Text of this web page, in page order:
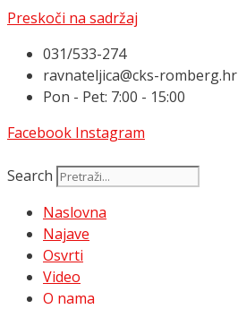
Preskoči na sadržaj
031/533-274
ravnateljica@cks-romberg.hr
Pon - Pet: 7:00 - 15:00
Facebook Instagram
Search
Naslovna
Najave
Osvrti
Video
O nama